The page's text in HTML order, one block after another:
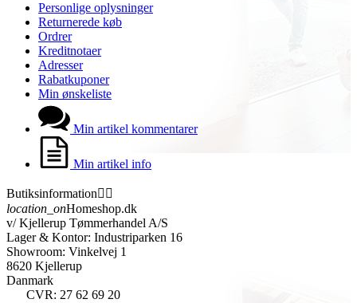
Personlige oplysninger
Returnerede køb
Ordrer
Kreditnotaer
Adresser
Rabatkuponer
Min ønskeliste
Min artikel kommentarer
Min artikel info
Butiksinformation 
location_onHomeshop.dk
v/ Kjellerup Tømmerhandel A/S
Lager & Kontor: Industriparken 16
Showroom: Vinkelvej 1
8620 Kjellerup
Danmark
CVR: 27 62 69 20